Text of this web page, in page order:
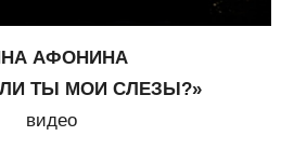
АФОНИНА
ТЫ МОИ СЛЕЗЫ?»
видео